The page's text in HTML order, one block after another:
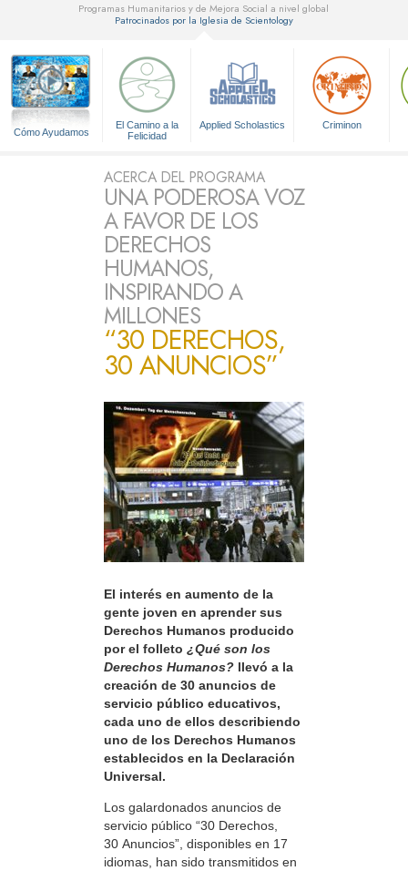
Programas Humanitarios y de Mejora Social a nivel global
Patrocinados por la Iglesia de Scientology
Cómo Ayudamos
El Camino a la
Felicidad
Applied Scholastics Criminon
ACERCA DEL PROGRAMA
UNA PODEROSA VOZ
A FAVOR DE LOS
DERECHOS
HUMANOS,
INSPIRANDO A
MILLONES
“30 DERECHOS,
30 ANUNCIOS”
El interés en aumento de la
gente joven en aprender sus
Derechos Humanos producido
por el folleto ¿Qué son los
Derechos Humanos? llevó a la
creación de 30 anuncios de
servicio público educativos,
cada uno de ellos describiendo
uno de los Derechos Humanos
establecidos en la Declaración
Universal.
Los galardonados anuncios de
servicio público “30 Derechos,
30 Anuncios”, disponibles en 17
idiomas, han sido transmitidos en